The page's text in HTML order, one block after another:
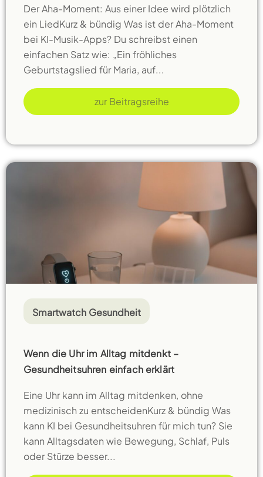
Der Aha-Moment: Aus einer Idee wird plötzlich
ein LiedKurz & bündig Was ist der Aha-Moment
bei KI-Musik-Apps? Du schreibst einen
einfachen Satz wie: „Ein fröhliches
Geburtstagslied für Maria, auf...
zur Beitragsreihe
Smartwatch Gesundheit
Wenn die Uhr im Alltag mitdenkt –
Gesundheitsuhren einfach erklärt
Eine Uhr kann im Alltag mitdenken, ohne
medizinisch zu entscheidenKurz & bündig Was
kann KI bei Gesundheitsuhren für mich tun? Sie
kann Alltagsdaten wie Bewegung, Schlaf, Puls
oder Stürze besser...